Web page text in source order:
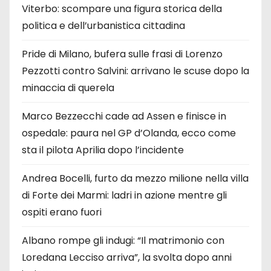
Viterbo: scompare una figura storica della
politica e dell’urbanistica cittadina
Pride di Milano, bufera sulle frasi di Lorenzo
Pezzotti contro Salvini: arrivano le scuse dopo la
minaccia di querela
Marco Bezzecchi cade ad Assen e finisce in
ospedale: paura nel GP d’Olanda, ecco come
sta il pilota Aprilia dopo l’incidente
Andrea Bocelli, furto da mezzo milione nella villa
di Forte dei Marmi: ladri in azione mentre gli
ospiti erano fuori
Albano rompe gli indugi: “Il matrimonio con
Loredana Lecciso arriva”, la svolta dopo anni